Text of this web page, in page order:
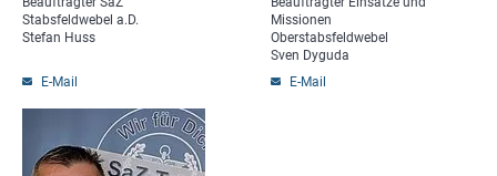
Stabsfeldwebel a.D.
Stefan Huss
E-Mail
Missionen
Oberstabsfeldwebel
Sven Dyguda
E-Mail